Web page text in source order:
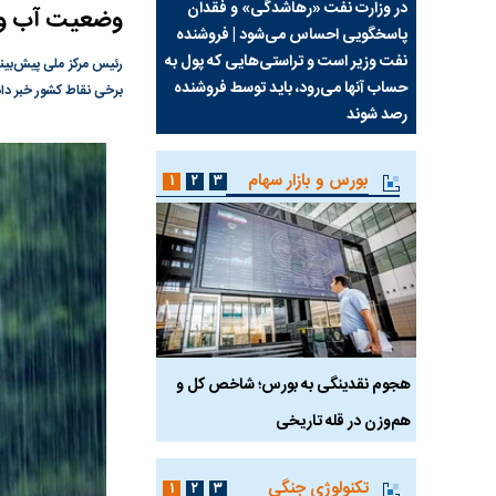
وضعیت آب و
رئیس مرکز ملی
برخی نقاط کشور خبر
در وزارت نفت «رهاشدگی» و فقدان
پاسخگویی احساس می‌شود | فروشنده
نفت وزیر است و تراستی‌هایی که پول به
حساب آنها می‌رود، باید توسط فروشنده
رصد شوند
چرا رویای آمریکایی
نابودی محور
واشنگتن را زمین زد
بورس و بازار سهام
هجوم نقدینگی به بورس؛ شاخص کل و
هم‌وزن در قله تاریخی
بورس تهران رکورد
۱ ۲ ۳
تکنولوژی جنگی ۱ ۲ ۳